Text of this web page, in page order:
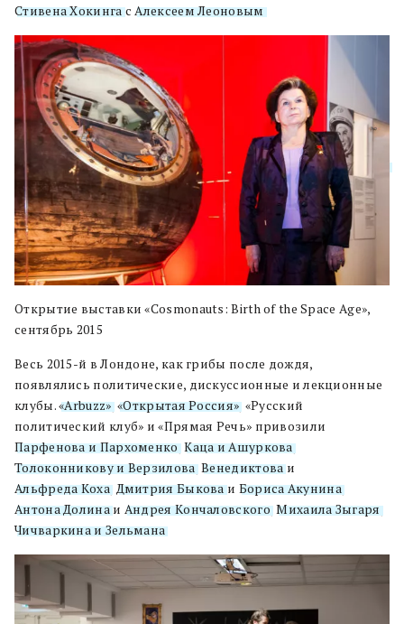
Стивена ХокингасАлексеем Леоновым.
Открытие выставки «Cosmonauts: Birth of the Space Age»,
сентябрь 2015
Весь 2015-й в Лондоне, как грибы после дождя,
появлялись политические, дискуссионные и лекционные
клубы.«Arbuzz»,«Открытая Россия», «Русский
политический клуб» и «Прямая Речь» привозили
Парфенова и Пархоменко,Каца и Ашуркова,
Толоконникову и Верзилова,Венедиктоваи
Альфреда Коха, Дмитрия Быковаи Бориса Акунина,
Антона Долинаи Андрея Кончаловского,Михаила Зыгаря,
Чичваркина и Зельмана.